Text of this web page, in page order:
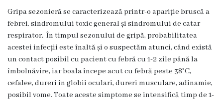
nr.
1
Secția
nr.
2
Gripa sezonieră se caracterizează printr-o apariție bruscă a
febrei, sindromului toxic general și sindromului de catar
respirator. În timpul sezonului de gripă, probabilitatea
acestei infecții este înaltă și o suspectăm atunci, când există
un contact posibil cu pacient cu febră cu 1-2 zile până la
îmbolnăvire, iar boala începe acut cu febră peste 38°C,
cefalee, dureri în globii oculari, dureri musculare, adinamie,
posibil vome. Toate aceste simptome se intensifică timp de 1-